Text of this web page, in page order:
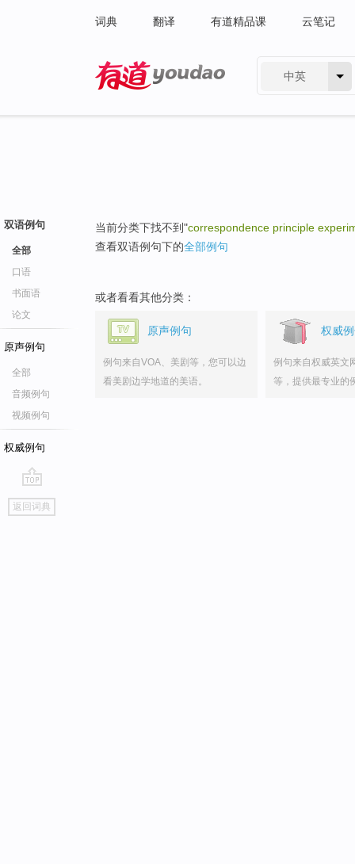
词典 翻译 有道精品课 云笔记
中英
双语例句
全部
口语
书面语
论文
原声例句
全部
音频例句
视频例句
权威例句
go
top
返回词典
当前分类下找不到"correspondence principle
查看双语例句下的全部例句
或者看看其他分类：
原声例句
例句来自VOA、美剧等，您可以边
看美剧边学地道的美语。
权威
例句来自权威英文
等，提供最专业的